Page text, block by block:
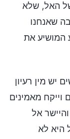
האל, שלא
שאנחנו
המושיע את
יש מין רעיון
מאמינים
אל
היא לא